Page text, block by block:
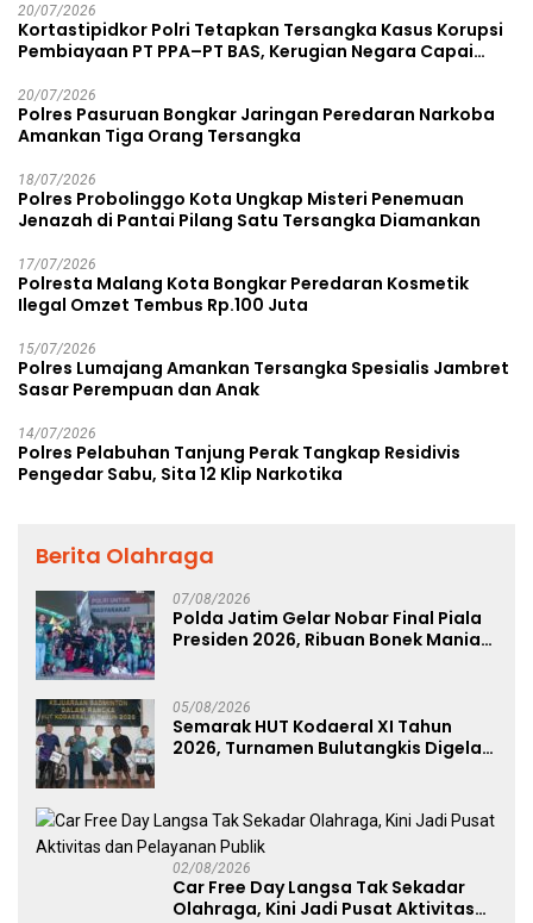
20/07/2026
Kortastipidkor Polri Tetapkan Tersangka Kasus Korupsi
Pembiayaan PT PPA–PT BAS, Kerugian Negara Capai
20/07/2026
Polres Pasuruan Bongkar Jaringan Peredaran Narkoba
Amankan Tiga Orang Tersangka
18/07/2026
Polres Probolinggo Kota Ungkap Misteri Penemuan
Jenazah di Pantai Pilang Satu Tersangka Diamankan
17/07/2026
Polresta Malang Kota Bongkar Peredaran Kosmetik
Ilegal Omzet Tembus Rp.100 Juta
15/07/2026
Polres Lumajang Amankan Tersangka Spesialis Jambret
Sasar Perempuan dan Anak
14/07/2026
Polres Pelabuhan Tanjung Perak Tangkap Residivis
Pengedar Sabu, Sita 12 Klip Narkotika
Berita Olahraga
07/08/2026
Polda Jatim Gelar Nobar Final Piala
Presiden 2026, Ribuan Bonek Mania
05/08/2026
Semarak HUT Kodaeral XI Tahun
2026, Turnamen Bulutangkis Digelar
02/08/2026
Car Free Day Langsa Tak Sekadar
Olahraga, Kini Jadi Pusat Aktivitas